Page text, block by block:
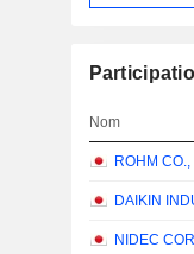
Nom
ROHM CO.,
DAIKIN
NIDEC